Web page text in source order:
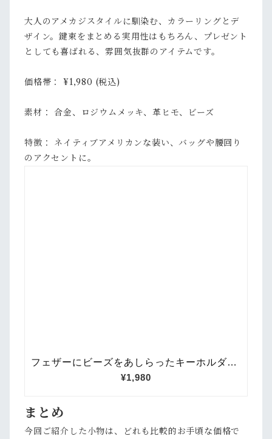
大人のアメカジスタイルに馴染む、カラーリングとデ
ザイン。鍵束をまとめる実用性はもちろん、プレゼント
としても喜ばれる、雰囲気抜群のアイテムです。
価格帯： ¥1,980 (税込)
素材： 合金、ロジウムメッキ、革ヒモ、ビーズ
特徴： ネイティブアメリカンな装い、バッグや腰回り
のアクセントに。
まとめ
今回ご紹介した小物は、どれも比較的お手頃な価格で